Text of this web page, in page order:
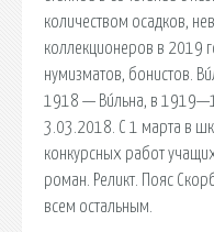
количеством осадков,
коллекционеров в 2019
нумизматов, бонистов.
1918 — Ви́льна, в
3.03.2018. С 1 марта в
конкурсных работ
роман. Реликт. Пояс
всем остальным.